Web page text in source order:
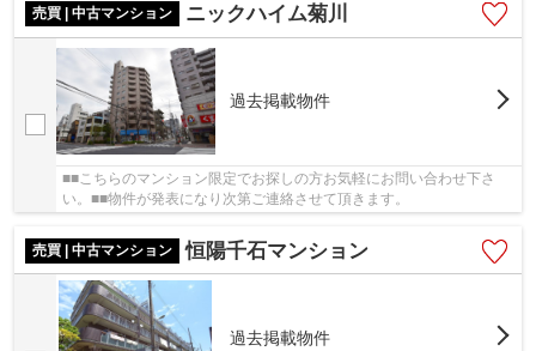
売買 | 中古マンション
ニックハイム菊川
過去掲載物件
■■こちらのマンション限定でお探しの方お気軽にお問い合わせ下さ
い。■■物件が発表になり次第ご連絡させて頂きます。
売買 | 中古マンション 恒陽千石マンション
過去掲載物件